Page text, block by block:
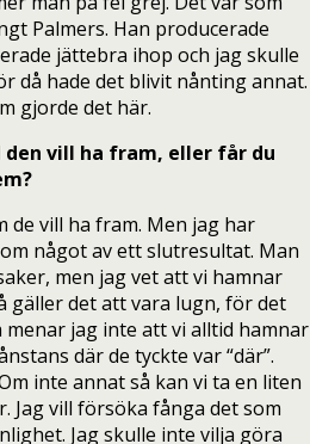
Palmers. Han producerade
jättebra ihop och jag skulle
då hade det blivit nånting annat.
gjorde det här.
vill ha fram, eller får du
de vill ha fram. Men jag har
något av ett slutresultat. Man
men jag vet att vi hamnar
gäller det att vara lugn, för det
menar jag inte att vi alltid hamnar
där de tyckte var “där”.
inte annat så kan vi ta en liten
Jag vill försöka fånga det som
Jag skulle inte vilja göra